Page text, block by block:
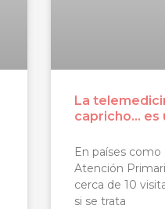
La
capricho… es
En países como
Atención
cerca de 10
si se trata